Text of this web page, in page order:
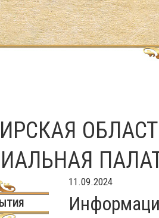
11.09.2024